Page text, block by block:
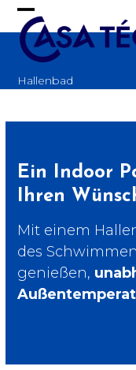
Skip
contentOpen
mobile
menu
Close
mobile
menu
Hallenbad
Ein Indoor
Ihren
Mit einem
des
genießen,